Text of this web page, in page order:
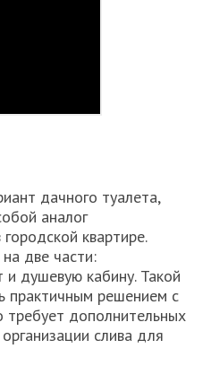
дачного туалета,
аналог
квартире.
две части:
и душевую кабину. Такой
практичным решением с
требует дополнительных
слива для